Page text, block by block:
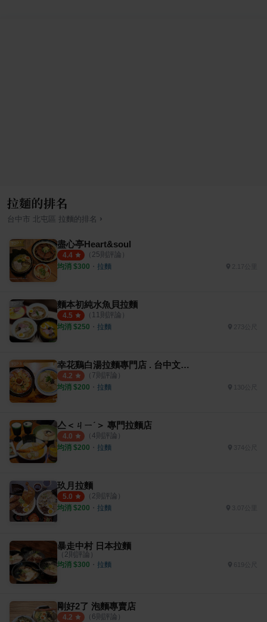
拉麵的排名
台中市 北屯區 拉麵的排名 ›
盡心亭Heart&soul
4.4 （ 25則評論）
均消 $300 ・ 拉麵
麵本初純水魚貝拉麵
4.5 （ 11 則評論）
均消 $250 ・ 拉麵
幸花鷄白湯拉麵專門店 . 台中文昌店
4.2 （ 7則評論）
均消 $200 ・ 拉麵
亼＜ㄐㄧˊ＞ 專門拉麵店
4.0 （ 4則評論）
均消 $200 ・ 拉麵 374公尺
玖月拉麵
5.0 （ 2則評論）
均消 $200 ・ 拉麵
暴走中村 日本拉麵
（ 2則評論）
均消 $300 ・ 拉麵
剛好2了 泡麵專賣店
4.2 （ 6則評論）